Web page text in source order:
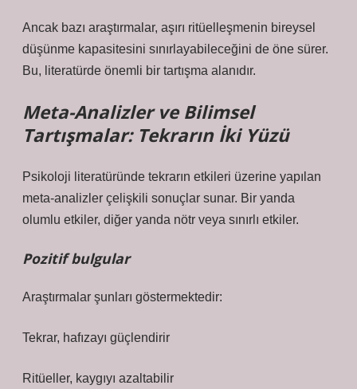
Ancak bazı araştırmalar, aşırı ritüelleşmenin bireysel
düşünme kapasitesini sınırlayabileceğini de öne sürer.
Bu, literatürde önemli bir tartışma alanıdır.
Meta-Analizler ve Bilimsel
Tartışmalar: Tekrarın İki Yüzü
Psikoloji literatüründe tekrarın etkileri üzerine yapılan
meta-analizler çelişkili sonuçlar sunar. Bir yanda
olumlu etkiler, diğer yanda nötr veya sınırlı etkiler.
Pozitif bulgular
Araştırmalar şunları göstermektedir:
Tekrar, hafızayı güçlendirir
Ritüeller, kaygıyı azaltabilir